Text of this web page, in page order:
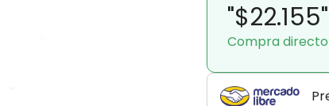
"$22.155"
Compra directo